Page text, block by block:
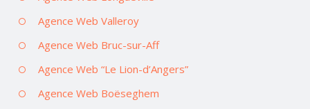
Agence Web Valleroy
Agence Web Bruc-sur-Aff
Agence Web “Le Lion-d’Angers”
Agence Web Boëseghem